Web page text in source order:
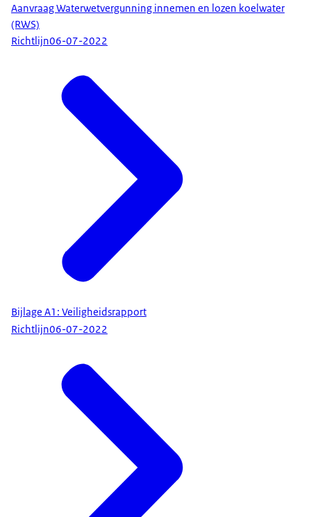
Aanvraag Waterwetvergunning innemen en lozen koelwater
(RWS)
Richtlijn06-07-2022
Bijlage A1: Veiligheidsrapport
Richtlijn06-07-2022